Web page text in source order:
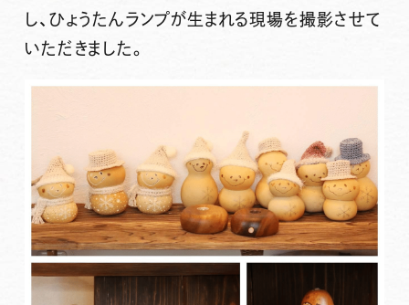
し、ひょうたんランプが生まれる現場を撮影させて
いただきました。